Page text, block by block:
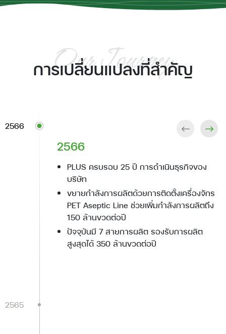
OurJourney
การเปลี่ยนแปลงที่สำคัญ
2566
2565
2566
PLUS ครบรอบ 25 ปี การดำเนินธุรกิจของ
บริษัท
ขยายกำลังการผลิตด้วยการติดตั้งเครื่องจักร
PET Aseptic Line ช่วยเพิ่มกำลังการผลิตถึง
150 ล้านขวดต่อปี
ปัจจุบันมี 7 สายการผลิต รองรับการผลิต
สูงสุดได้ 350 ล้านขวดต่อปี
2565
บรรยากาศพิธีเปิดการซื้อขายวันแรกใน
ตลาดหลักทรัพย์แห่งประเทศไทยของ บมจ. โร
แยล พลัส ในวันที่ 20 พฤษภาคม 2565 มูลค่า
หลักทรัพย์ ณ ราคา IPO 3,015 ล้านบาท ชื่อ
ย่อในการซื้อขายหลักทรัพย์ “PLUS”
ปัจจุบันมี 5 สายการผลิต รองรับการผลิต
สูงสุดได้ 200 ล้านขวดต่อปี
2564
จดทะเบียนแปรสภาพจากบริษัทจำกัดเป็น
บริษัทมหาชนจำกัด
เพิ่มทุนจดทะเบียนของบริษัท เป็น 335 ล้าน
บาท และเปลี่ยนแปลงมูลค่าที่ตราไว้ของหุ้น
เป็นหุ้นละ 0.50 บาท
เตรียมพร้อมเข้าจดทะเบียนในตลาดหลักทรัพย์
แห่งประเทศไทย
2562
ได้รับคัดเลือกเป็น 1 ใน 5 SME ของโครงการ
ยุทธศาสตร์ SMEs จากกรมส่งเสริม
อุตสาหกรรม กระทรวงอุตสาหกรรม
2560
เพิ่มทุนจดทะเบียนของบริษัท 2 ครั้ง เป็นทุนจด
ทะเบียน 250 ล้านบาท
2559
เพิ่มทุนจดทะเบียนของบริษัท 2 ครั้ง เป็นทุนจด
ทะเบียน 150 ล้านบาท
เพิ่มเครื่องจักรสำหรับการผลิตสินค้าประเภท
กระป๋องอลูมิเนียม
ย้ายสายการผลิตทั้งหมด มาที่โรงงาน (สาขา
2)
2558
ตั้งโรงงาน (สาขา 2) มี 2 สายการผลิต ที่
อ.อัมพวา จ.สมุทรสงคราม
2557
พัฒนาเครื่องดื่มน้ำนมมะพร้าว และส่งออก
กลุ่มประเทศในทวีปเอเชีย
2556
ผลิตและส่งออกเครื่องดื่มน้ำผลไม้ผสมเม็ด
แมงลัก ไปยังกลุ่มประเทศในทวีปเอเชีย
พัฒนาและจำหน่ายเครื่องดื่มน้ำผลไม้ผสม
เมล็ดเชีย
2555
ผลิตและส่งออกเครื่องดื่มน้ำมะพร้าวไปยัง
ประเทศสหรัฐอเมริกา
พัฒนาเครื่องน้ำผลไม้ผสมเม็ดแมงลัก
2554
ตั้งโรงงานแห่งแรก (สาขา 1) มี 1 สายการผลิต
ที่ พุทธมณฑลสาย 5 จ. สมุทรสาคร
2541
ก่อตั้ง บริษัท โรแยล พลัส จำกัด ประกอบ
ธุรกิจนำเข้าจำหน่ายอุปกรณ์อิเล็กทรอนิกส์